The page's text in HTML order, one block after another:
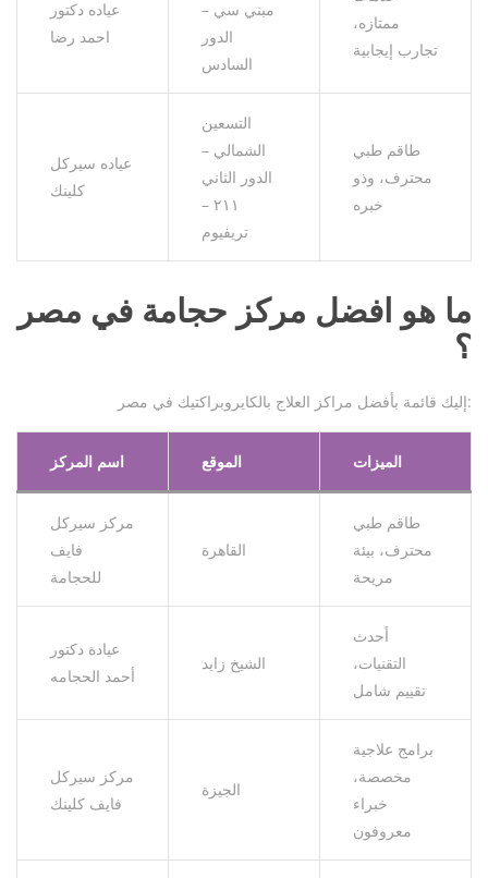
عياده دكتور
احمد رضا
مبني سي –
الدور
السادس
ممتازه،
تجارب إيجابية
عياده سيركل
كلينك
التسعين
الشمالي –
الدور الثاني
٢١١ –
تريفيوم
طاقم طبي
محترف، وذو
خبره
ما هو افضل مركز حجامة في مصر
؟
إليك قائمة بأفضل مراكز العلاج بالكايروبراكتيك في مصر:
اسم المركز الموقع الميزات
مركز سيركل
فايف
للحجامة
القاهرة
طاقم طبي
محترف، بيئة
مريحة
عيادة دكتور
أحمد الحجامه
الشيخ زايد
أحدث
التقنيات،
تقييم شامل
مركز سيركل
فايف كلينك
الجيزة
برامج علاجية
مخصصة،
خبراء
معروفون